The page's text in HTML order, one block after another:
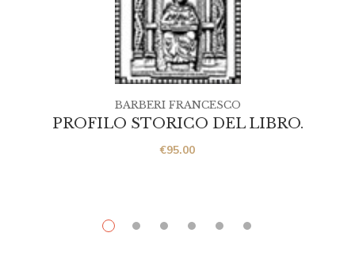
PROFILO STORICO DEL LIBRO.
€95.00
BARBERI FRANCESCO